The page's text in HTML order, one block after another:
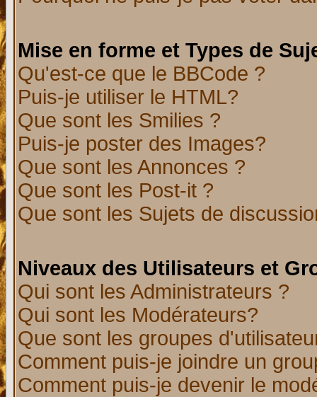
Mise en forme et Types de
Qu'est-ce que le BBCode ?
Puis-je utiliser le HTML?
Que sont les Smilies ?
Puis-je poster des Images?
Que sont les Annonces ?
Que sont les Post-it ?
Que sont les Sujets de
Niveaux des Utilisateurs et
Qui sont les Administrateurs ?
Qui sont les Modérateurs?
Que sont les groupes
Comment puis-je joindre un
Comment puis-je devenir le